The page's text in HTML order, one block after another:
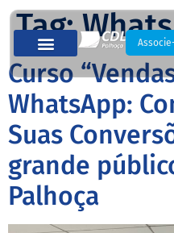
Tag:
Curso
WhatsApp:
Suas
grande
Palhoça